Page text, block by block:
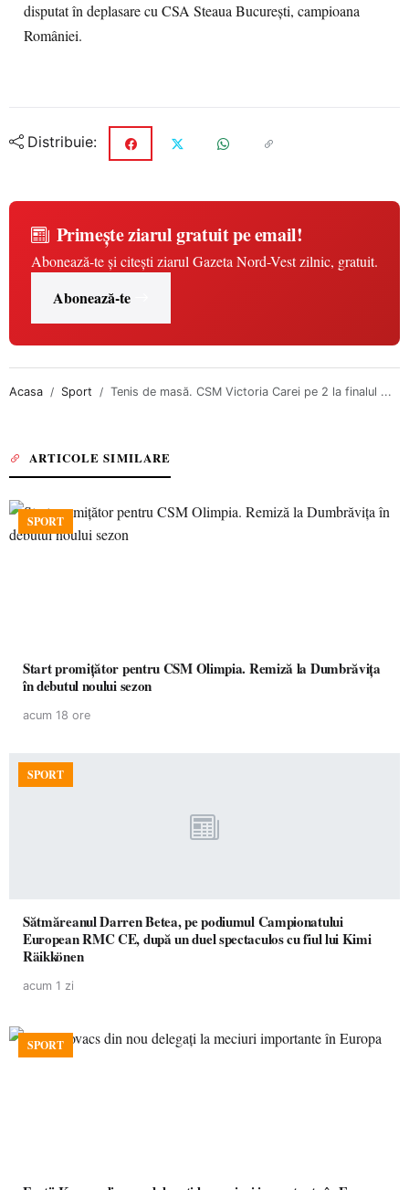
disputat în deplasare cu CSA Steaua București, campioana
României.
Distribuie:
Primește ziarul gratuit pe email!
Abonează-te și citești ziarul Gazeta Nord-Vest zilnic, gratuit.
Abonează-te
Acasa Sport Tenis de masă. CSM Victoria Carei pe 2 la finalul ...
ARTICOLE SIMILARE
SPORT
Start promițător pentru CSM Olimpia. Remiză la Dumbrăvița
în debutul noului sezon
acum 18 ore
SPORT
Sătmăreanul Darren Betea, pe podiumul Campionatului
European RMC CE, după un duel spectaculos cu fiul lui Kimi
Räikkönen
acum 1 zi
SPORT